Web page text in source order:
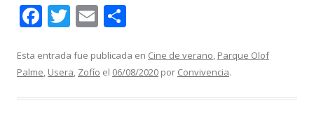
F
e
b
T
itt
er
E
ai
l
m
p
Esta entrada fue publicada en Cine de verano, Parque Olof
Palme, Usera, Zofío el 06/08/2020 por Convivencia.